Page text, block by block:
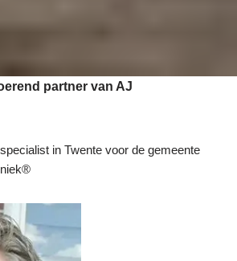
partner van AJ
in Twente voor de gemeente